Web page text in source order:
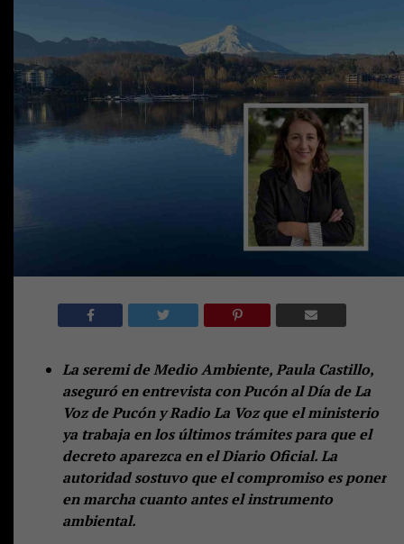
La seremi de Medio Ambiente, Paula Castillo,
aseguró en entrevista con Pucón al Día de La
Voz de Pucón y Radio La Voz que el ministerio
ya trabaja en los últimos trámites para que el
decreto aparezca en el Diario Oficial. La
autoridad sostuvo que el compromiso es poner
en marcha cuanto antes el instrumento
ambiental.